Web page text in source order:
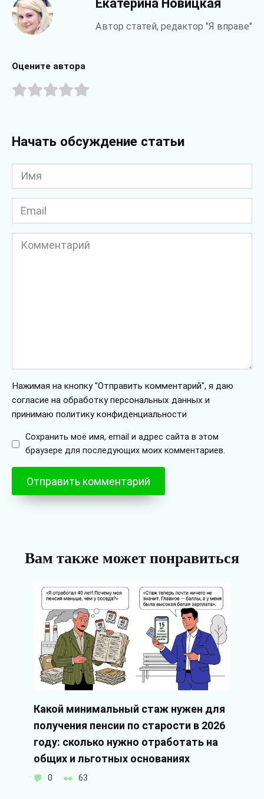
Екатерина Новицкая
Автор статей, редактор "Я вправе"
Оцените автора
Начать обсуждение статьи
Имя
*
Email
*
Комментарий
Нажимая на кнопку "Отправить комментарий", я даю
согласие на обработку персональных данных и
принимаю политику конфиденциальности
Сохранить моё имя, email и адрес сайта в этом
браузере для последующих моих комментариев.
Вам также может понравиться
Какой минимальный стаж нужен для
получения пенсии по старости в 2026
году: сколько нужно отработать на
общих и льготных основаниях
0 63